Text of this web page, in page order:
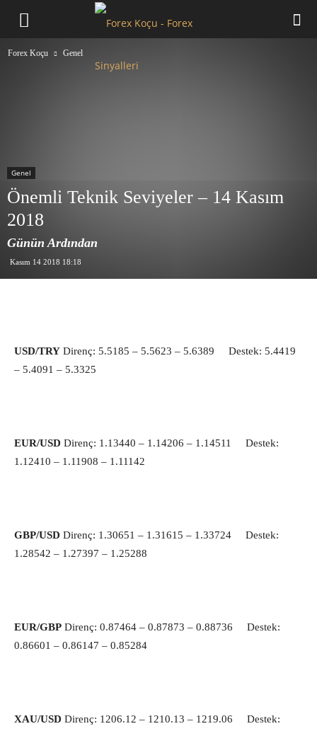
Forex Koçu Genel
Genel
Önemli Teknik Seviyeler – 14 Kasım
2018
Günün Ardından
Kasım 14 2018 18:18
USD/TRY Direnç: 5.5185 – 5.5623 – 5.6389 Destek: 5.4419
– 5.4091 – 5.3325
EUR/USD Direnç: 1.13440 – 1.14206 – 1.14511 Destek:
1.12410 – 1.11908 – 1.11142
GBP/USD Direnç: 1.30651 – 1.31615 – 1.33724 Destek:
1.28542 – 1.27397 – 1.25288
EUR/GBP Direnç: 0.87464 – 0.87873 – 0.88736 Destek:
0.86601 – 0.86147 – 0.85284
XAU/USD Direnç: 1206.12 – 1210.13 – 1219.06 Destek: